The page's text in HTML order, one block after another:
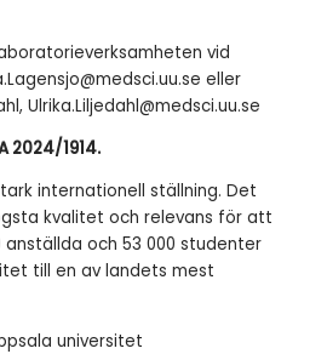
vid
eller
Ulrika.Liljedahl@medsci.uu.se
2024/1914.
internationell ställning. Det
kvalitet och relevans för att
och 53 000 studenter
till en av landets mest
universitet